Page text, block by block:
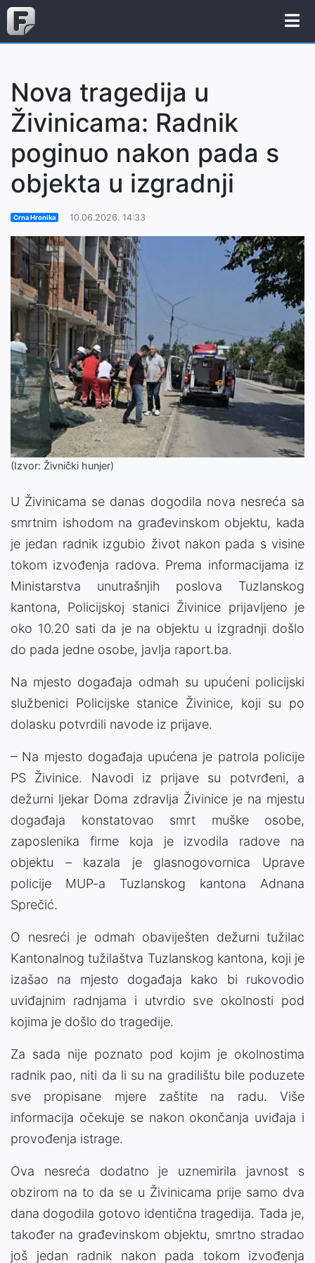
Nova tragedija u
Živinicama: Radnik
poginuo nakon pada s
objekta u izgradnji
Crna Hronika 10.06.2026. 14:33
(Izvor: Živnički hunjer)
U Živinicama se danas dogodila nova nesreća sa
smrtnim ishodom na građevinskom objektu, kada
je jedan radnik izgubio život nakon pada s visine
tokom izvođenja radova. Prema informacijama iz
Ministarstva unutrašnjih poslova Tuzlanskog
kantona, Policijskoj stanici Živinice prijavljeno je
oko 10.20 sati da je na objektu u izgradnji došlo
do pada jedne osobe, javlja raport.ba.
Na mjesto događaja odmah su upućeni policijski
službenici Policijske stanice Živinice, koji su po
dolasku potvrdili navode iz prijave.
– Na mjesto događaja upućena je patrola policije
PS Živinice. Navodi iz prijave su potvrđeni, a
dežurni ljekar Doma zdravlja Živinice je na mjestu
događaja konstatovao smrt muške osobe,
zaposlenika firme koja je izvodila radove na
objektu – kazala je glasnogovornica Uprave
policije MUP-a Tuzlanskog kantona Adnana
Sprečić.
O nesreći je odmah obaviješten dežurni tužilac
Kantonalnog tužilaštva Tuzlanskog kantona, koji je
izašao na mjesto događaja kako bi rukovodio
uviđajnim radnjama i utvrdio sve okolnosti pod
kojima je došlo do tragedije.
Za sada nije poznato pod kojim je okolnostima
radnik pao, niti da li su na gradilištu bile poduzete
sve propisane mjere zaštite na radu. Više
informacija očekuje se nakon okončanja uviđaja i
provođenja istrage.
Ova nesreća dodatno je uznemirila javnost s
obzirom na to da se u Živinicama prije samo dva
dana dogodila gotovo identična tragedija. Tada je,
također na građevinskom objektu, smrtno stradao
još jedan radnik nakon pada tokom izvođenja